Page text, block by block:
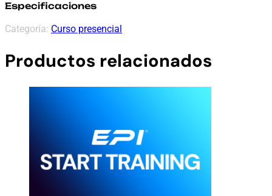
Especificaciones
Categoría: Curso presencial
Productos relacionados